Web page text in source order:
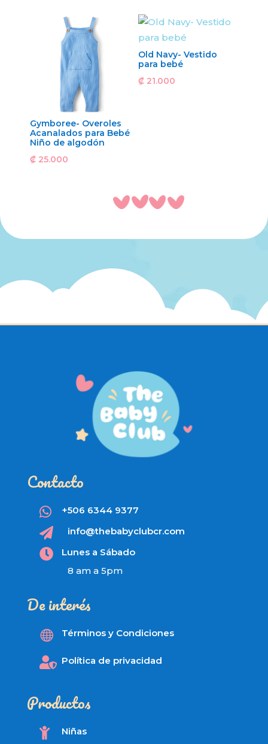
Gymboree- Overoles
Acanalados para Bebé
Niño de algodón
₡ 25.000
Old Navy- Vestido
para bebé
₡21.000
Contacto
 +506 6344 9377
 info@thebabyclubcr.com

Lunes a Sábado
8 am a 5pm
De interés
 Términos y Condiciones
 Política de privacidad
Productos
 Niñas